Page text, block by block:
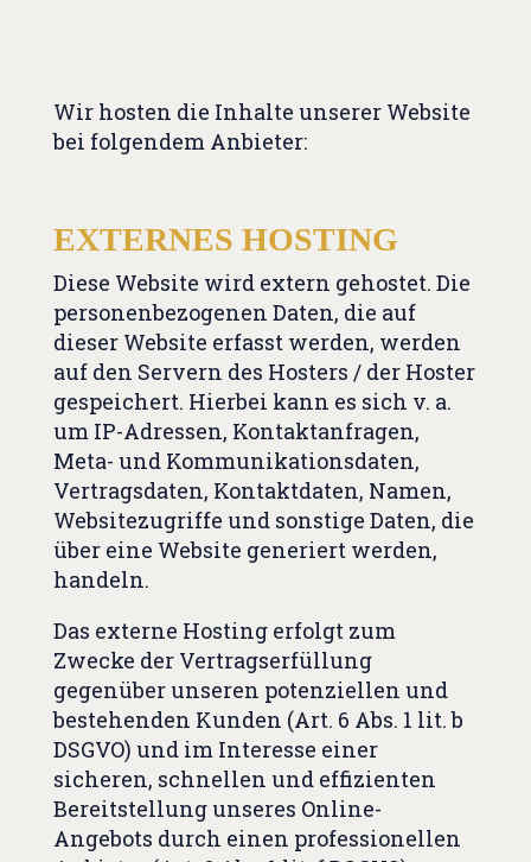
Wir hosten die Inhalte unserer Website
bei folgendem Anbieter:
EXTERNES HOSTING
Diese Website wird extern gehostet. Die
personenbezogenen Daten, die auf
dieser Website erfasst werden, werden
auf den Servern des Hosters / der Hoster
gespeichert. Hierbei kann es sich v. a.
um IP-Adressen, Kontaktanfragen,
Meta- und Kommunikationsdaten,
Vertragsdaten, Kontaktdaten, Namen,
Websitezugriffe und sonstige Daten, die
über eine Website generiert werden,
handeln.
Das externe Hosting erfolgt zum
Zwecke der Vertragserfüllung
gegenüber unseren potenziellen und
bestehenden Kunden (Art. 6 Abs. 1 lit. b
DSGVO) und im Interesse einer
sicheren, schnellen und effizienten
Bereitstellung unseres Online-
Angebots durch einen professionellen